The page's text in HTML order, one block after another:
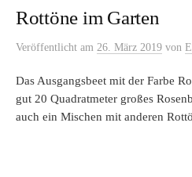
Rottöne im Garten
Veröffentlicht am 26. März 2019 von
Das Ausgangsbeet mit der Farbe
gut 20 Quadratmeter großes
auch ein Mischen mit anderen